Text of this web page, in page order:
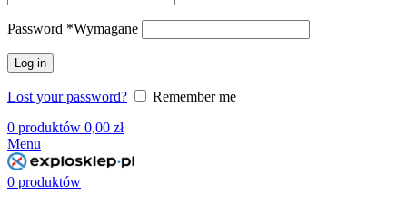
Password *Wymagane
Log in
Lost your password?
Remember me
0 produktów 0,00 zł
Menu
0 produktów